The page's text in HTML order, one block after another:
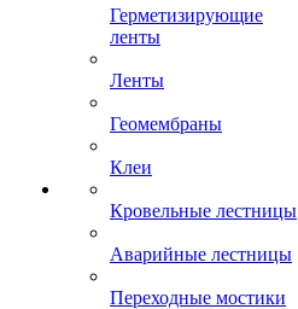
Герметизирующие
ленты
Ленты
Геомембраны
Клеи
Кровельные лестницы
Аварийные лестницы
Переходные мостики